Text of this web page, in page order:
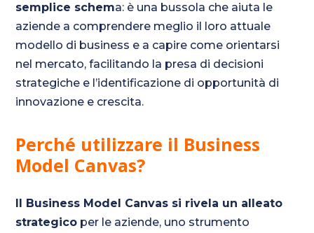
semplice schema: è una bussola che aiuta le
aziende a comprendere meglio il loro attuale
modello di business e a capire come orientarsi
nel mercato, facilitando la presa di decisioni
strategiche e l’identificazione di opportunità di
innovazione e crescita.
Perché utilizzare il Business
Model Canvas?
Il Business Model Canvas si rivela un alleato
strategico per le aziende, uno strumento